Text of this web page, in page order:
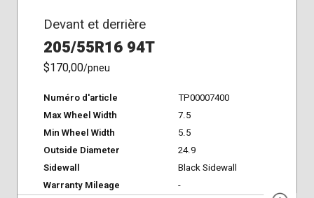
Devant et derrière
205/55R16 94T
$170,00/pneu
Numéro d'article
TP00007400
Max Wheel Width
7.5
Min Wheel Width
5.5
Outside Diameter
24.9
Sidewall
Black Sidewall
Warranty Mileage
-